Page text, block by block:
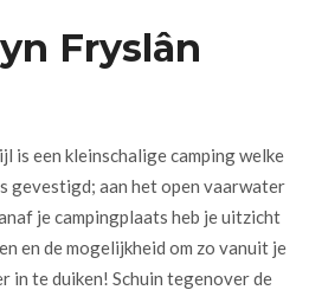
Fryslân
is een kleinschalige camping welke
gevestigd; aan het open vaarwater
je campingplaats heb je uitzicht
en de mogelijkheid om zo vanuit je
in te duiken! Schuin tegenover de